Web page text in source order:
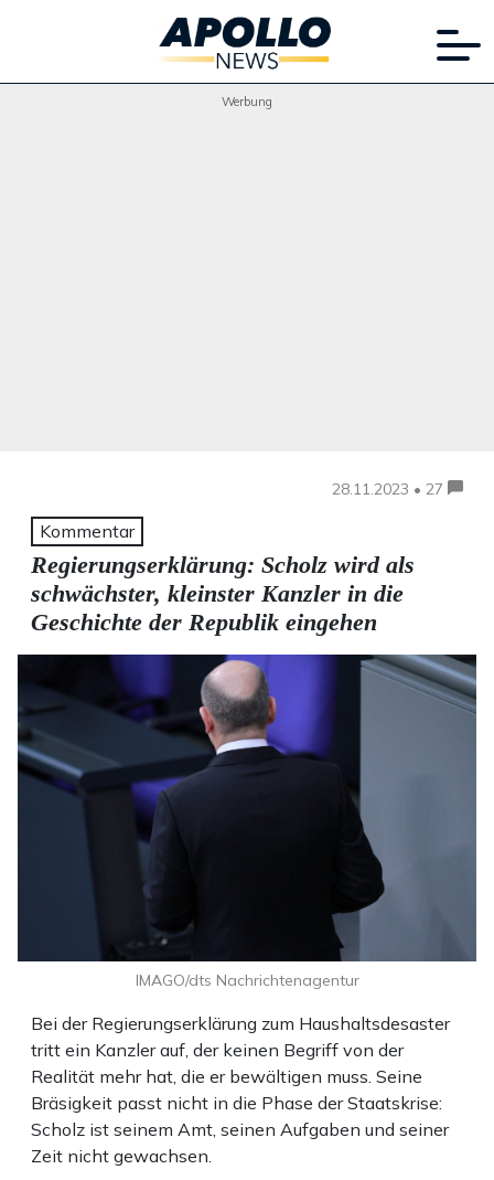
Werbung
28.11.2023 • 27
Kommentar
Regierungserklärung: Scholz wird als
schwächster, kleinster Kanzler in die
Geschichte der Republik eingehen
Bei der Regierungserklärung zum Haushaltsdesaster
tritt ein Kanzler auf, der keinen Begriff von der
Realität mehr hat, die er bewältigen muss. Seine
Bräsigkeit passt nicht in die Phase der Staatskrise:
Scholz ist seinem Amt, seinen Aufgaben und seiner
Zeit nicht gewachsen.
IMAGO/dts Nachrichtenagentur